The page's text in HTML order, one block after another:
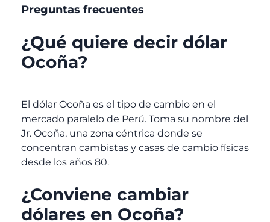
Preguntas frecuentes
¿Qué quiere decir dólar
Ocoña?
El dólar Ocoña es el tipo de cambio en el
mercado paralelo de Perú. Toma su nombre del
Jr. Ocoña, una zona céntrica donde se
concentran cambistas y casas de cambio físicas
desde los años 80.
¿Conviene cambiar
dólares en Ocoña?